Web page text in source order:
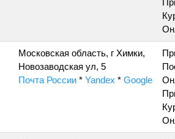
Московская область, г Химки,
Новозаводская ул, 5
Почта России * Yandex * Google